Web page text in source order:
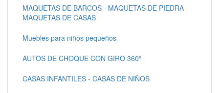
MAQUETAS DE BARCOS - MAQUETAS DE PIEDRA -
MAQUETAS DE CASAS
Muebles para niños pequeños
AUTOS DE CHOQUE CON GIRO 360º
CASAS INFANTILES - CASAS DE NIÑOS